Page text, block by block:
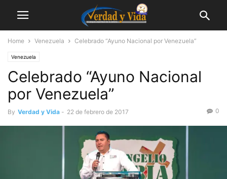
Home Venezuela Celebrado “Ayuno Nacional por Venezuela”
Venezuela
Celebrado “Ayuno Nacional
por Venezuela”
By Verdad y Vida - 22 de febrero de 2017 0